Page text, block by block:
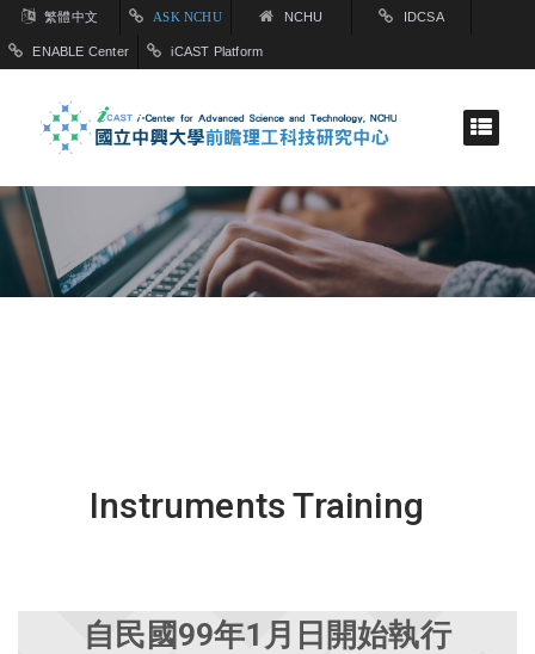
繁體中文 ASK NCHU NCHU IDCSA
ENABLE Center iCAST Platform
Instruments Training
自民國99年1月日開始執行